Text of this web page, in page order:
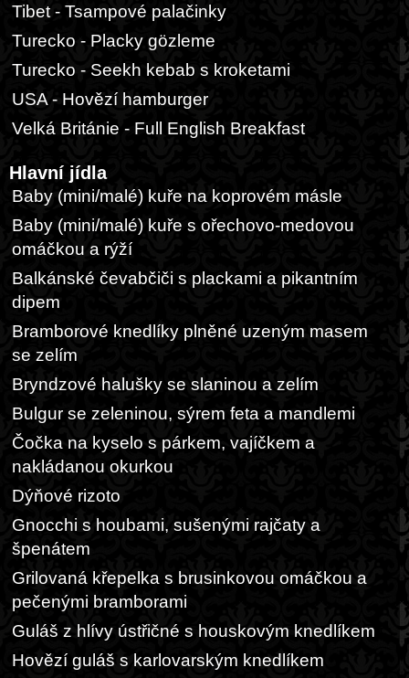
Tibet - Tsampové palačinky
Turecko - Placky gözleme
Turecko - Seekh kebab s kroketami
USA - Hovězí hamburger
Velká Británie - Full English Breakfast
Hlavní jídla
Baby (mini/malé) kuře na koprovém másle
Baby (mini/malé) kuře s ořechovo-medovou
omáčkou a rýží
Balkánské čevabčiči s plackami a pikantním
dipem
Bramborové knedlíky plněné uzeným masem
se zelím
Bryndzové halušky se slaninou a zelím
Bulgur se zeleninou, sýrem feta a mandlemi
Čočka na kyselo s párkem, vajíčkem a
nakládanou okurkou
Dýňové rizoto
Gnocchi s houbami, sušenými rajčaty a
špenátem
Grilovaná křepelka s brusinkovou omáčkou a
pečenými bramborami
Guláš z hlívy ústřičné s houskovým knedlíkem
Hovězí guláš s karlovarským knedlíkem